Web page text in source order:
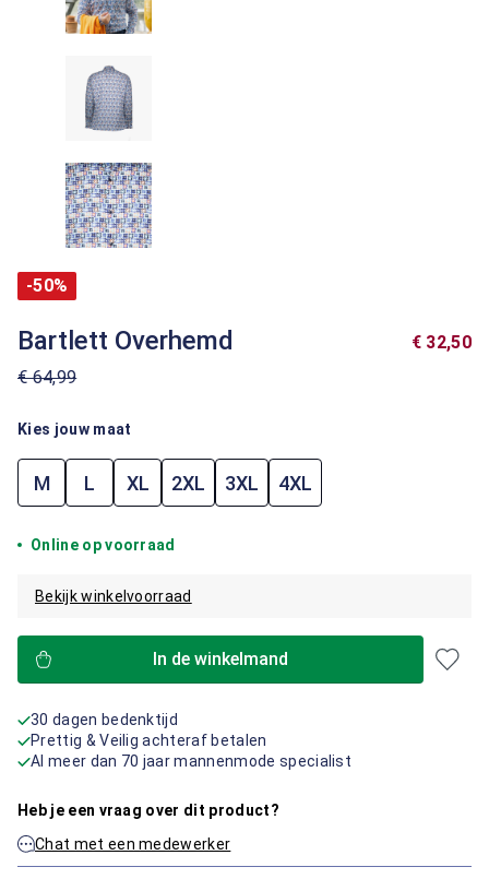
-50%
Bartlett Overhemd
€ 64,99
€ 32,50
Kies jouw maat
M L XL 2XL 3XL 4XL
Online op voorraad
Bekijk winkelvoorraad
In de winkelmand
30 dagen bedenktijd
Prettig & Veilig achteraf betalen
Al meer dan 70 jaar mannenmode specialist
Heb je een vraag over dit product?
Chat met een medewerker